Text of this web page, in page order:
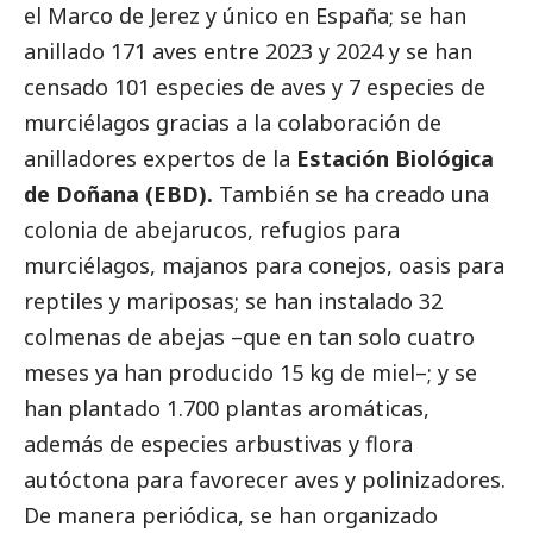
el Marco de Jerez y único en España; se han
anillado 171 aves entre 2023 y 2024 y se han
censado 101 especies de aves y 7 especies de
murciélagos gracias a la colaboración de
anilladores expertos de la Estación Biológica
de Doñana (EBD). También se ha creado una
colonia de abejarucos, refugios para
murciélagos, majanos para conejos, oasis para
reptiles y mariposas; se han instalado 32
colmenas de abejas –que en tan solo cuatro
meses ya han producido 15 kg de miel–; y se
han plantado 1.700 plantas aromáticas,
además de especies arbustivas y flora
autóctona para favorecer aves y polinizadores.
De manera periódica, se han organizado